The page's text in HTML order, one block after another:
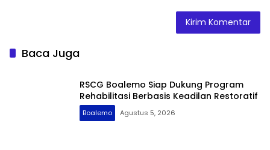
Baca Juga
RSCG Boalemo Siap Dukung Program
Rehabilitasi Berbasis Keadilan Restoratif
Boalemo Agustus 5, 2026